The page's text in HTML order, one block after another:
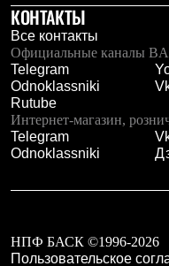
Термобелье
Комплект термобелья
Снаряжение
Палатки и тенты
Палатки
Тенты
Аксессуары для палаток
Рюкзаки
Экспедиционные
Легкоходные
Городские
Пуховые
Комбинированные
КОНТАКТЫ
Все контакты
Официальные каналы
Telegram
Odnoklassniki
Rutube
Интернет-магазин,
Telegram
Odnoklassniki
НПФ БАСК ©1996-2026
Пользовательское